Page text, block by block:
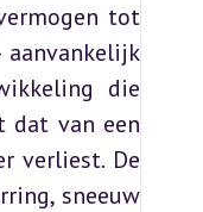
tot
aanvankelijk
die
dat van een
verliest. De
sneeuw